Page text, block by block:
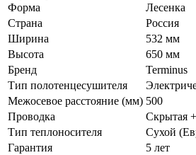
Форма
Лесенка
Страна
Россия
Ширина
532 мм
Высота
650 мм
Бренд
Terminus
Тип полотенцесушителя
Межосевое расстояние (мм) 500
Проводка
Скрытая
Тип теплоносителя
Сухой
Гарантия
5 лет